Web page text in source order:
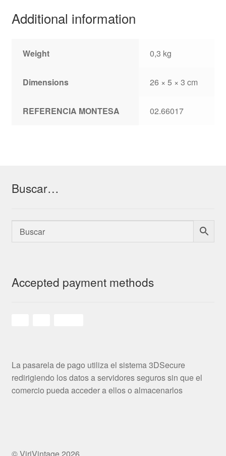
Additional information
Weight 0,3 kg
Dimensions 26 × 5 × 3 cm
REFERENCIA MONTESA 02.66017
Buscar…
Accepted payment methods
La pasarela de pago utiliza el sistema 3DSecure
redirigiendo los datos a servidores seguros sin que el
comercio pueda acceder a ellos o almacenarlos